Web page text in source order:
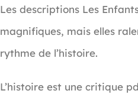
Les descriptions Les
magnifiques, mais elles
rythme de l’histoire.
L’histoire est une critique